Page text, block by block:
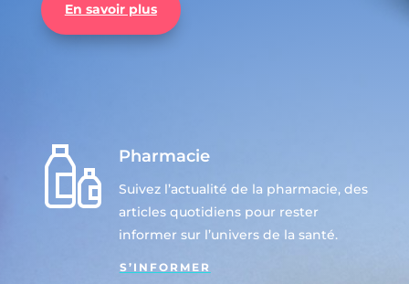
En savoir plus
Pharmacie
Suivez l’actualité de la pharmacie, des
articles quotidiens pour rester
informer sur l’univers de la santé.
S’INFORMER